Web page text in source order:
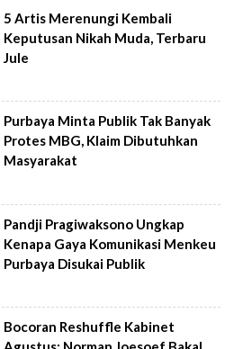
5 Artis Merenungi Kembali
Keputusan Nikah Muda, Terbaru
Jule
Purbaya Minta Publik Tak Banyak
Protes MBG, Klaim Dibutuhkan
Masyarakat
Pandji Pragiwaksono Ungkap
Kenapa Gaya Komunikasi Menkeu
Purbaya Disukai Publik
Bocoran Reshuffle Kabinet